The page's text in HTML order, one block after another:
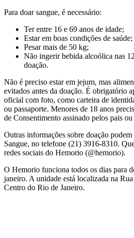
Para doar sangue, é necessário:
Ter entre 16 e 69 anos de idade;
Estar em boas condições de saúde;
Pesar mais de 50 kg;
Não ingerir bebida alcoólica nas
doação.
Não é preciso estar em jejum, mas
evitados antes da doação. É obrigatório
oficial com foto, como carteira de
ou passaporte. Menores de 18 anos
de Consentimento assinado pelos pais
Outras informações sobre doação
Sangue, no telefone (21) 3916-8310.
redes sociais do Hemorio (@hemorio).
O Hemorio funciona todos os dias para
janeiro. A unidade está localizada na
Centro do Rio de Janeiro.